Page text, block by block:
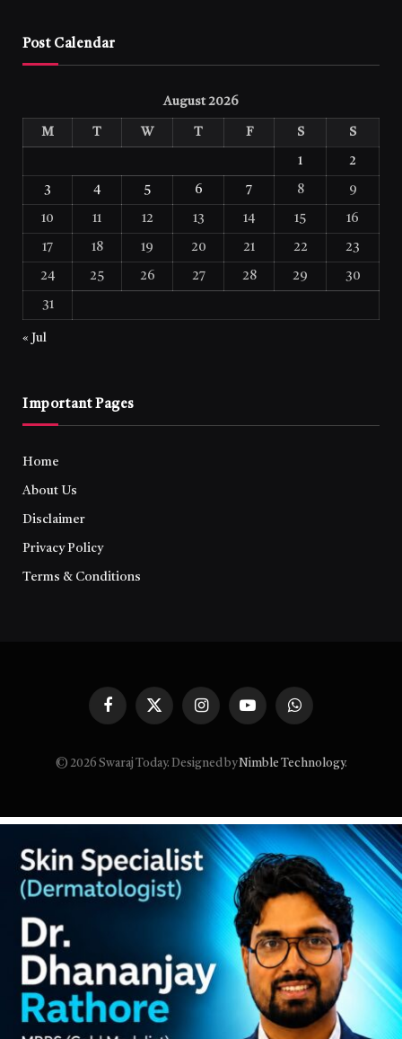
Post Calendar
August 2026
M T W T F S S
1 2
3 4 5 6 7 8 9
10 11 12 13 14 15 16
17 18 19 20 21 22 23
24 25 26 27 28 29 30
31
« Jul
Important Pages
Home
About Us
Disclaimer
Privacy Policy
Terms & Conditions
FacebookX
InstagramYouTubeWhatsApp
© 2026 Swaraj Today. Designed byNimble Technology.